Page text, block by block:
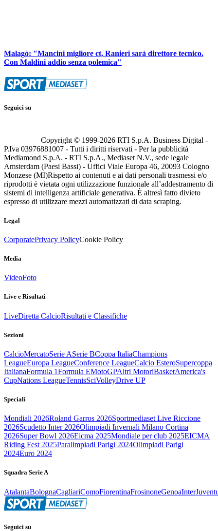
Malagò: "Mancini migliore ct, Ranieri sarà direttore tecnico.
Con Maldini addio senza polemica"
Seguici su
Copyright © 1999-2026 RTI S.p.A. Business Digital -
P.Iva 03976881007 - Tutti i diritti riservati - Per la pubblicità
Mediamond S.p.A. - RTI S.p.A., Mediaset N.V., sede legale
Amsterdam (Paesi Bassi) - Uffici Viale Europa 46, 20093 Cologno
Monzese (MI)Rispetto ai contenuti e ai dati personali trasmessi e/o
riprodotti è vietata ogni utilizzazione funzionale all’addestramento di
sistemi di intelligenza artificiale generativa. È altresì fatto divieto
espresso di utilizzare mezzi automatizzati di data scraping.
Legal
CorporatePrivacy PolicyCookie Policy
Media
VideoFoto
Live e Risultati
LiveDiretta CalcioRisultati e Classifiche
Sezioni
CalcioMercatoSerie ASerie BCoppa ItaliaChampions
LeagueEuropa LeagueConference LeagueCalcio EsteroSupercoppa
ItalianaFormula 1Formula EMotoGPAltri MotoriBasketAmerica's
CupNations LeagueTennisSciVolleyDrive UP
Speciali
Mondiali 2026Roland Garros 2026Sportmediaset Live Riccione
2026Scudetto Inter 2026Olimpiadi Invernali Milano Cortina
2026Super Bowl 2026Eicma 2025Mondiale per club 2025EICMA
Riding Fest 2025Paralimpiadi Parigi 2024Olimpiadi Parigi
2024Euro 2024
Squadra Serie A
AtalantaBolognaCagliariComoFiorentinaFrosinoneGenoaInter
Seguici su